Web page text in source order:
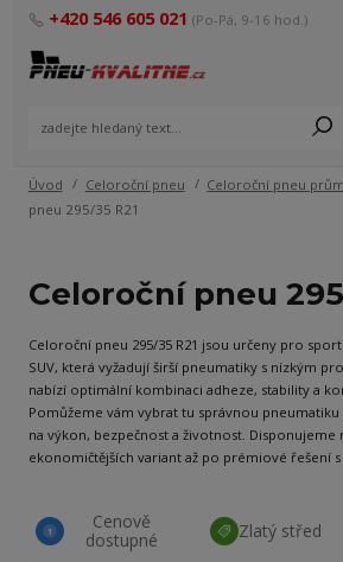
+420 546 605 021 (Po-Pá, 9-16 hod.)
Úvod Celoroční pneu Celoroční pneu
pneu 295/35 R21
Celoroční pneu
Celoroční pneu 295/35 R21 jsou určeny pro
SUV, která vyžadují širší pneumatiky s nízkým
nabízí optimální kombinaci adheze, stability a
Pomůžeme vám vybrat tu správnou pneumatiku
na výkon, bezpečnost a životnost. Disponujeme
ekonomičtějších variant až po prémiové řešení
1
Cenově
dostupné
Zlatý střed